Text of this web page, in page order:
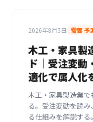
2026年8月5日 需要 予
木工・家具製
ド｜受注変動
適化で属人化
木工・家具製造業
る。受注変動を読
る仕組みを解説す